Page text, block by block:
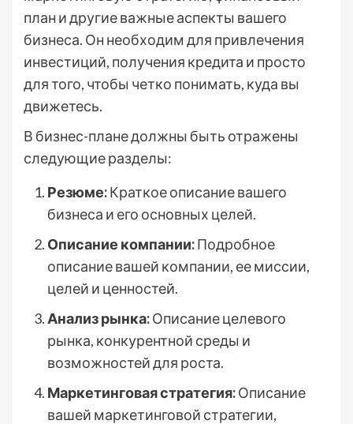
план и другие важные аспекты вашего
бизнеса. Он необходим для привлечения
инвестиций, получения кредита и просто
для того, чтобы четко понимать, куда вы
движетесь.
В бизнес-плане должны быть отражены
следующие разделы:
Резюме:Краткое описание вашего
бизнеса и его основных целей.
Описание компании:Подробное
описание вашей компании, ее миссии,
целей и ценностей.
Анализ рынка:Описание целевого
рынка, конкурентной среды и
возможностей для роста.
Маркетинговая стратегия:Описание
вашей маркетинговой стратегии,